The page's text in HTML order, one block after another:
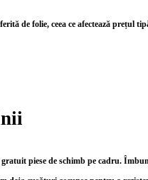
de folie, ceea ce afectează prețul
piese de schimb pe cadru.